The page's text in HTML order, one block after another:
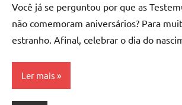
Você já se perguntou por que as
não comemoram aniversários? Para
estranho. Afinal, celebrar o dia do
Ler mais